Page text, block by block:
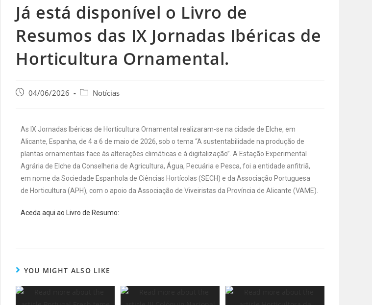
Já está disponível o Livro de
Resumos das IX Jornadas Ibéricas de
Horticultura Ornamental.
04/06/2026 Notícias
As IX Jornadas Ibéricas de Horticultura Ornamental realizaram-se na cidade de Elche, em
Alicante, Espanha, de 4 a 6 de maio de 2026, sob o tema “A sustentabilidade na produção de
plantas ornamentais face às alterações climáticas e à digitalização”. A Estação Experimental
Agrária de Elche da Conselheria de Agricultura, Água, Pecuária e Pesca, foi a entidade anfitriã,
em nome da Sociedade Espanhola de Ciências Hortícolas (SECH) e da Associação Portuguesa
de Horticultura (APH), com o apoio da Associação de Viveiristas da Província de Alicante (VAME).
Aceda aqui ao Livro de Resumo:
YOU MIGHT ALSO LIKE